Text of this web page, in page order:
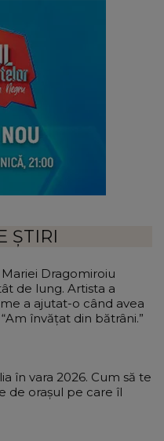
ȘTIRI
Dragomiroiu
de lung. Artista a
a ajutat-o când avea
învățat din bătrâni.”
în vara 2026. Cum să te
de orașul pe care îl